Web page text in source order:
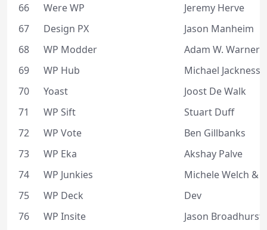
66
Were WP
Jeremy Herve
67
Design PX
Jason Manheim
68
WP Modder
Adam W. Warner
69
WP Hub
Michael Jackness
70
Yoast
Joost De Walk
71
WP Sift
Stuart Duff
72
WP Vote
Ben Gillbanks
73
WP Eka
Akshay Palve
74
WP Junkies
Michele Welch &
75
WP Deck
Dev
76
WP Insite
Jason Broadhurst